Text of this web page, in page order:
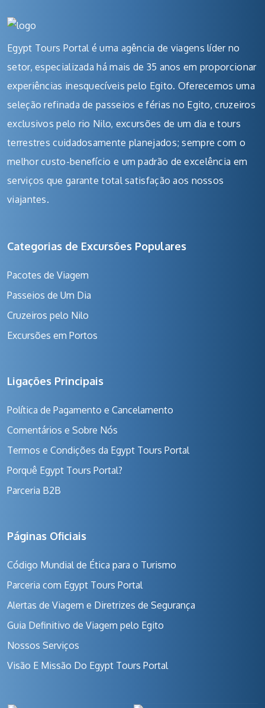
Egypt Tours Portal é uma agência de viagens líder no
setor, especializada há mais de 35 anos em proporcionar
experiências inesquecíveis pelo Egito. Oferecemos uma
seleção refinada de passeios e férias no Egito, cruzeiros
exclusivos pelo rio Nilo, excursões de um dia e tours
terrestres cuidadosamente planejados; sempre com o
melhor custo-benefício e um padrão de excelência em
serviços que garante total satisfação aos nossos
viajantes.
Categorias de Excursões Populares
Pacotes de Viagem
Passeios de Um Dia
Cruzeiros pelo Nilo
Excursões em Portos
Ligações Principais
Política de Pagamento e Cancelamento
Comentários e Sobre Nós
Termos e Condições da Egypt Tours Portal
Porquê Egypt Tours Portal?
Parceria B2B
Páginas Oficiais
Código Mundial de Ética para o Turismo
Parceria com Egypt Tours Portal
Alertas de Viagem e Diretrizes de Segurança
Guia Definitivo de Viagem pelo Egito
Nossos Serviços
Visão E Missão Do Egypt Tours Portal